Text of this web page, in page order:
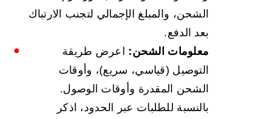
الشحن، والمبلغ الإجمالي لتجنب الارتباك
بعد الدفع.
معلومات الشحن: اعرض طريقة
التوصيل (قياسي، سريع)، وأوقات
الشحن المقدرة وأوقات الوصول.
بالنسبة للطلبات عبر الحدود، اذكر